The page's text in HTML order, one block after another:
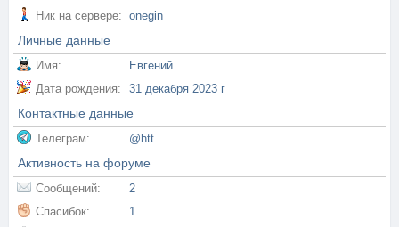
Ник на сервере: onegin
Личные данные
Имя:
Евгений
Дата рождения:
31 декабря 2023 г
Контактные данные
Телеграм: @htt
Активность на форуме
Сообщений:
2
Спасибок:
1